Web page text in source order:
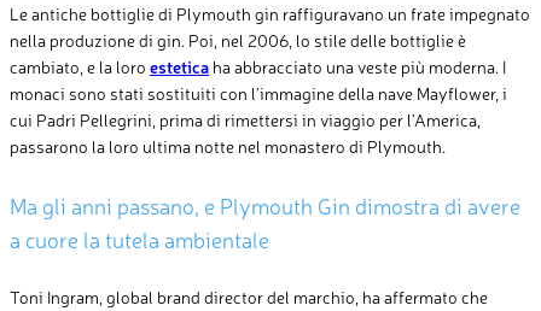
Le antiche bottiglie di Plymouth gin raffiguravano un frate impegnato
nella produzione di gin. Poi, nel 2006, lo stile delle bottiglie è
cambiato, e la loro estetica ha abbracciato una veste più moderna. I
monaci sono stati sostituiti con l’immagine della nave Mayflower, i
cui Padri Pellegrini, prima di rimettersi in viaggio per l’America,
passarono la loro ultima notte nel monastero di Plymouth.
Ma gli anni passano, e Plymouth Gin dimostra di avere
a cuore la tutela ambientale
Toni Ingram, global brand director del marchio, ha affermato che